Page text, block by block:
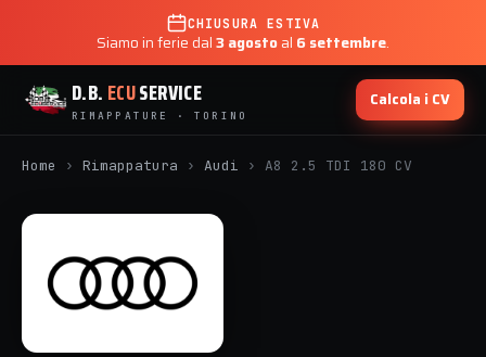
CHIUSURA ESTIVA
Siamo in ferie dal3 agostoal 6 settembre.
D.B. ECUSERVICE
RIMAPPATURE · TORINO
Calcola i CV
Home › Rimappatura › Audi › A8 2.5 TDI 180 CV